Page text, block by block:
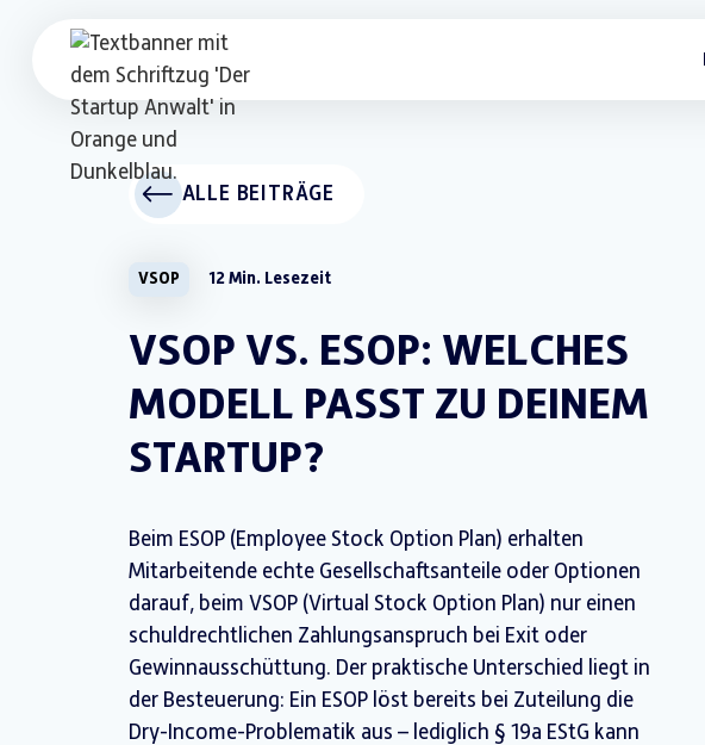
ALLE BEITRÄGE
VSOP 12 Min. Lesezeit
VSOP VS. ESOP: WELCHES
MODELL PASST ZU DEINEM
STARTUP?
Beim ESOP (Employee Stock Option Plan) erhalten
Mitarbeitende echte Gesellschaftsanteile oder Optionen
darauf, beim VSOP (Virtual Stock Option Plan) nur einen
schuldrechtlichen Zahlungsanspruch bei Exit oder
Gewinnausschüttung. Der praktische Unterschied liegt in
der Besteuerung: Ein ESOP löst bereits bei Zuteilung die
Dry-Income-Problematik aus – lediglich § 19a EStG kann